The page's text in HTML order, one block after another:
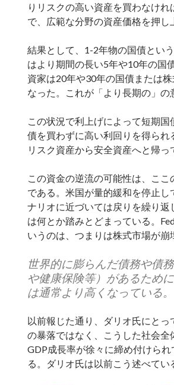
りリスクの高い資産を買わなけ
で、広範な分野の資産価格を押し
結果として、1-2年物の国債とい
はより期間の長い5年や10年の国
資家は20年や30年の国債または
なった。これが「より長期の」の
この状況で利上げによって短期
債を買わずに高い利回りを得ら
リスク資産から安全資産へと帰っ
この資金の逆流の可能性は、こ
である。米国が量的緩和を停止
ナリオに近づいては戻りを繰り
は何とか踏みとどまっている。
いうのは、つまりは株式市場が崩
世界的に膨らんだ債務や債
や健康保険等）があるため
は通常より高くなっている。
以前報じた通り、ダリオ氏にと
の暴落ではなく、こうした社会
GDP成長率が徐々に締め付けら
る。ダリオ氏は以前こう述べてい